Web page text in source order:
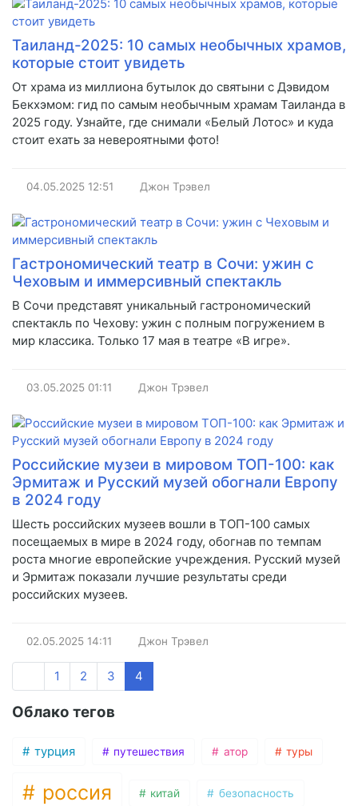
Таиланд-2025: 10 самых необычных храмов,
которые стоит увидеть
От храма из миллиона бутылок до святыни с Дэвидом
Бекхэмом: гид по самым необычным храмам Таиланда в
2025 году. Узнайте, где снимали «Белый Лотос» и куда
стоит ехать за невероятными фото!
04.05.2025 12:51 Джон Трэвел
Гастрономический театр в Сочи: ужин с
Чеховым и иммерсивный спектакль
В Сочи представят уникальный гастрономический
спектакль по Чехову: ужин с полным погружением в
мир классика. Только 17 мая в театре «В игре».
03.05.2025 01:11 Джон Трэвел
Российские музеи в мировом ТОП-100: как
Эрмитаж и Русский музей обогнали Европу
в 2024 году
Шесть российских музеев вошли в ТОП-100 самых
посещаемых в мире в 2024 году, обогнав по темпам
роста многие европейские учреждения. Русский музей
и Эрмитаж показали лучшие результаты среди
российских музеев.
02.05.2025 14:11 Джон Трэвел
1 2 3 4
Облако тегов
турция путешествия атор туры
россия китай безопасность